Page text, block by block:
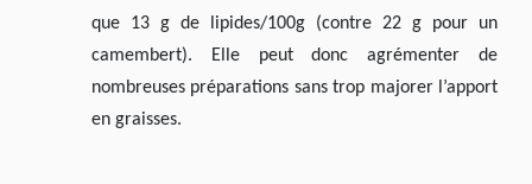
que 13 g de lipides/100g (contre 22 g pour un
camembert). Elle peut donc agrémenter de
nombreuses préparations sans trop majorer l’apport
en graisses.